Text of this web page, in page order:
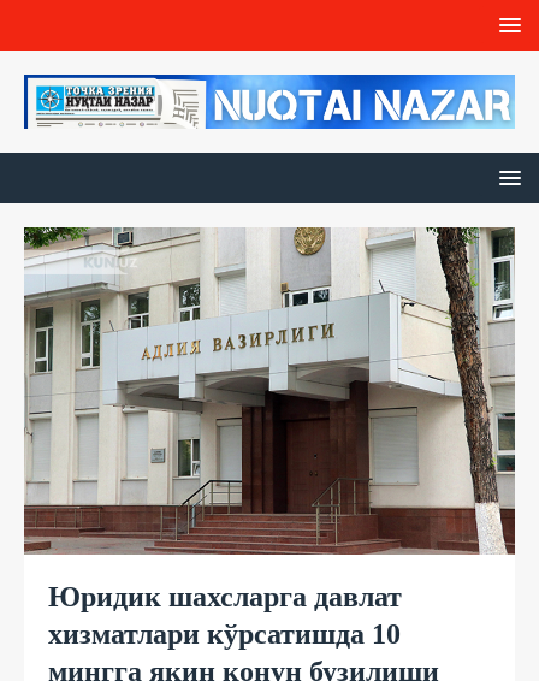
Юридик шахсларга давлат
хизматлари кўрсатишда 10
мингга яқин қонун бузилиши